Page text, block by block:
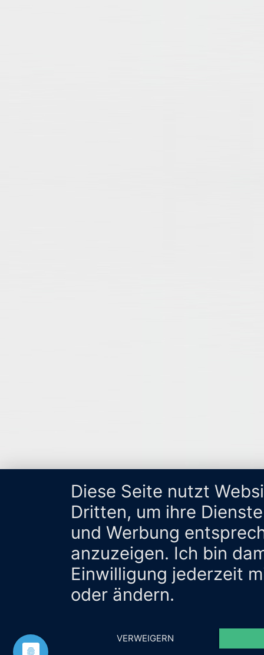
Diese Seite nutzt
Dritten, um ihre
und Werbung
anzuzeigen. Ich bin
Einwilligung jederzeit
oder ändern.
VERWEIGERN